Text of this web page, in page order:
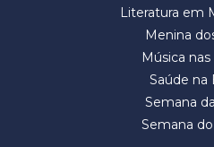
Literatura em
Menina
Música
Saúde na
Semana
Semana